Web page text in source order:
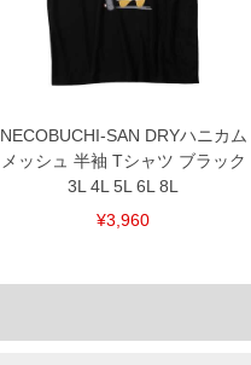
NECOBUCHI-SAN DRYハニカム
メッシュ 半袖 Tシャツ ブラック
3L 4L 5L 6L 8L
¥3,960